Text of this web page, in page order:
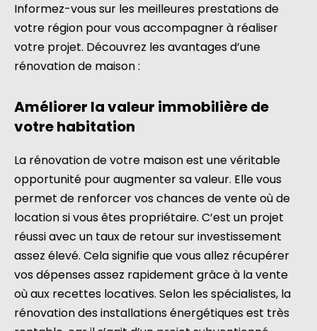
Informez-vous sur les meilleures prestations de
votre région pour vous accompagner à réaliser
votre projet. Découvrez les avantages d’une
rénovation de maison :
Améliorer la valeur immobilière de
votre habitation
La rénovation de votre maison est une véritable
opportunité pour augmenter sa valeur. Elle vous
permet de renforcer vos chances de vente où de
location si vous êtes propriétaire. C’est un projet
réussi avec un taux de retour sur investissement
assez élevé. Cela signifie que vous allez récupérer
vos dépenses assez rapidement grâce à la vente
où aux recettes locatives. Selon les spécialistes, la
rénovation des installations énergétiques est très